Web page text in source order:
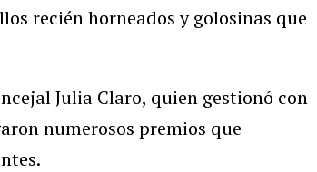
recién horneados y golosinas que
Julia Claro, quien gestionó con
numerosos premios que